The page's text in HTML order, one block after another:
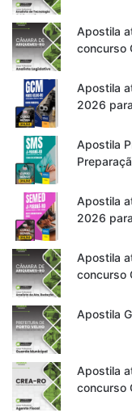
Apostila
concurso
Apostila
2026
Apostila
Apostila
2026
Apostila
concurso
Apostila
Apostila
concurso